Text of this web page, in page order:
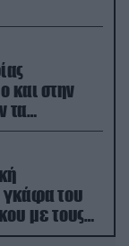
και στην
τα
γκάφα του
με τους